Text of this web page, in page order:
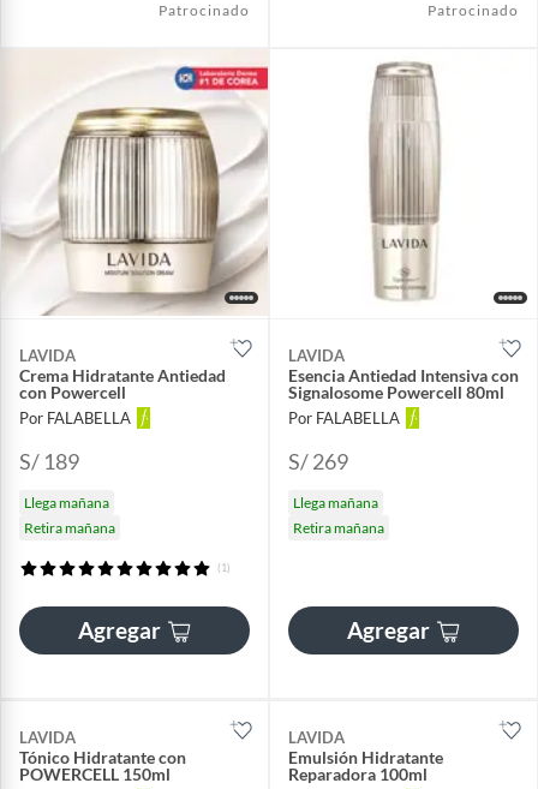
Patrocinado Patrocinado
LAVIDA
Crema Hidratante Antiedad
con Powercell
Por FALABELLA
S/ 189
Llega mañana
Retira mañana
(1)
Agregar
LAVIDA
Esencia Antiedad Intensiva con
Signalosome Powercell 80ml
Por FALABELLA
S/ 269
Llega mañana
Retira mañana
Agregar
LAVIDA
Tónico Hidratante con
POWERCELL 150ml
LAVIDA
Emulsión Hidratante
Reparadora 100ml